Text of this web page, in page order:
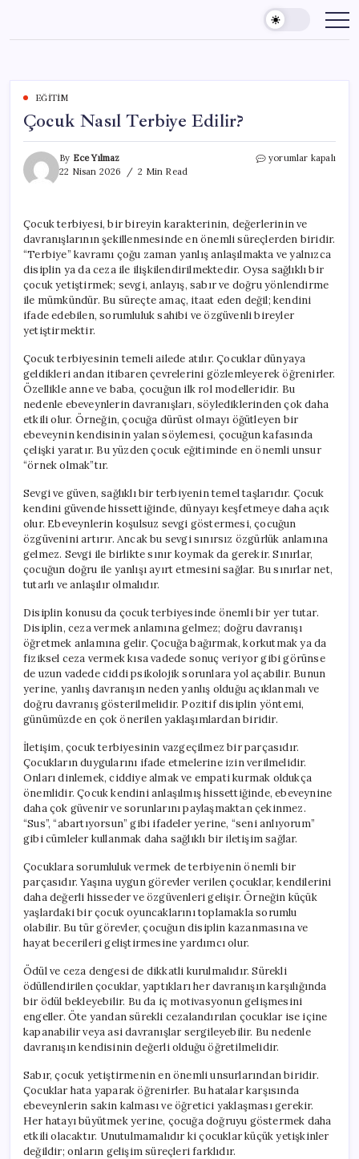
content
EĞITIM
Çocuk Nasıl Terbiye Edilir?
By Ece Yılmaz
22 Nisan 2026
2 Min Read
Çocuk
yorumlar kapalı
Çocuk terbiyesi, bir bireyin karakterinin, değerlerinin ve
davranışlarının şekillenmesinde en önemli süreçlerden biridir.
“Terbiye” kavramı çoğu zaman yanlış anlaşılmakta ve yalnızca
disiplin ya da ceza ile ilişkilendirilmektedir. Oysa sağlıklı bir
çocuk yetiştirmek; sevgi, anlayış, sabır ve doğru yönlendirme
ile mümkündür. Bu süreçte amaç, itaat eden değil; kendini
ifade edebilen, sorumluluk sahibi ve özgüvenli bireyler
yetiştirmektir.
Çocuk terbiyesinin temeli ailede atılır. Çocuklar dünyaya
geldikleri andan itibaren çevrelerini gözlemleyerek öğrenirler.
Özellikle anne ve baba, çocuğun ilk rol modelleridir. Bu
nedenle ebeveynlerin davranışları, söylediklerinden çok daha
etkili olur. Örneğin, çocuğa dürüst olmayı öğütleyen bir
ebeveynin kendisinin yalan söylemesi, çocuğun kafasında
çelişki yaratır. Bu yüzden çocuk eğitiminde en önemli unsur
“örnek olmak”tır.
Sevgi ve güven, sağlıklı bir terbiyenin temel taşlarıdır. Çocuk
kendini güvende hissettiğinde, dünyayı keşfetmeye daha açık
olur. Ebeveynlerin koşulsuz sevgi göstermesi, çocuğun
özgüvenini artırır. Ancak bu sevgi sınırsız özgürlük anlamına
gelmez. Sevgi ile birlikte sınır koymak da gerekir. Sınırlar,
çocuğun doğru ile yanlışı ayırt etmesini sağlar. Bu sınırlar net,
tutarlı ve anlaşılır olmalıdır.
Disiplin konusu da çocuk terbiyesinde önemli bir yer tutar.
Disiplin, ceza vermek anlamına gelmez; doğru davranışı
öğretmek anlamına gelir. Çocuğa bağırmak, korkutmak ya da
fiziksel ceza vermek kısa vadede sonuç veriyor gibi görünse
de uzun vadede ciddi psikolojik sorunlara yol açabilir. Bunun
yerine, yanlış davranışın neden yanlış olduğu açıklanmalı ve
doğru davranış gösterilmelidir. Pozitif disiplin yöntemi,
günümüzde en çok önerilen yaklaşımlardan biridir.
İletişim, çocuk terbiyesinin vazgeçilmez bir parçasıdır.
Çocukların duygularını ifade etmelerine izin verilmelidir.
Onları dinlemek, ciddiye almak ve empati kurmak oldukça
önemlidir. Çocuk kendini anlaşılmış hissettiğinde, ebeveynine
daha çok güvenir ve sorunlarını paylaşmaktan çekinmez.
“Sus”, “abartıyorsun” gibi ifadeler yerine, “seni anlıyorum”
gibi cümleler kullanmak daha sağlıklı bir iletişim sağlar.
Çocuklara sorumluluk vermek de terbiyenin önemli bir
parçasıdır. Yaşına uygun görevler verilen çocuklar, kendilerini
daha değerli hisseder ve özgüvenleri gelişir. Örneğin küçük
yaşlardaki bir çocuk oyuncaklarını toplamakla sorumlu
olabilir. Bu tür görevler, çocuğun disiplin kazanmasına ve
hayat becerileri geliştirmesine yardımcı olur.
Ödül ve ceza dengesi de dikkatli kurulmalıdır. Sürekli
ödüllendirilen çocuklar, yaptıkları her davranışın karşılığında
bir ödül bekleyebilir. Bu da iç motivasyonun gelişmesini
engeller. Öte yandan sürekli cezalandırılan çocuklar ise içine
kapanabilir veya asi davranışlar sergileyebilir. Bu nedenle
davranışın kendisinin değerli olduğu öğretilmelidir.
Sabır, çocuk yetiştirmenin en önemli unsurlarından biridir.
Çocuklar hata yaparak öğrenirler. Bu hatalar karşısında
ebeveynlerin sakin kalması ve öğretici yaklaşması gerekir.
Her hatayı büyütmek yerine, çocuğa doğruyu göstermek daha
etkili olacaktır. Unutulmamalıdır ki çocuklar küçük yetişkinler
değildir; onların gelişim süreçleri farklıdır.